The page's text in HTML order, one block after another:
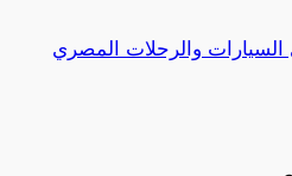
السيارات والرحلات المصري